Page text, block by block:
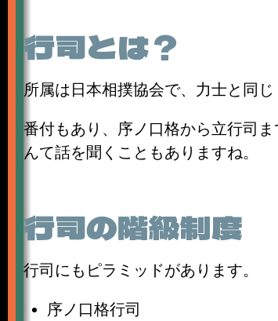
行司とは？
所属は日本相撲協会で、力士と同
番付もあり、序ノ口格から立行司
んて話を聞くこともありますね。
行司の階級制度
行司にもピラミッドがあります。
序ノ口格行司